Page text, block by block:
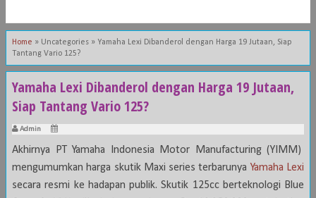
Home » Uncategories » Yamaha Lexi Dibanderol dengan Harga 19 Jutaan, Siap
Tantang Vario 125?
Yamaha Lexi Dibanderol dengan Harga 19 Jutaan,
Siap Tantang Vario 125?
Admin
Akhirnya PT Yamaha Indonesia Motor Manufacturing (YIMM)
mengumumkan harga skutik Maxi series terbarunya Yamaha Lexi
secara resmi ke hadapan publik. Skutik 125cc berteknologi Blue